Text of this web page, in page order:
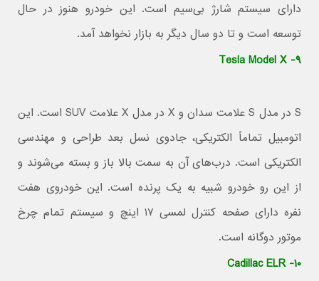
دارای سیستم شارژ بی‌سیم است. این خودرو هنوز در حال
توسعه است و تا دو سال دیگر به بازار نخواهد آمد.
۹- Tesla Model X
S در مدل S علامت سدان و X در مدل X علامت SUV است. این
اتومبیل تماماً الکتریکی، جادوی نسل بعد طراحی و مهندسی
الکتریکی است. درب‌های آن به سمت بالا باز و بسته می‌شوند و
از این رو خودرو شبیه به یک پرنده است. این خودروی هفت
نفره دارای صفحه کنترل لمسی ۱۷ اینچ و سیستم تمام چرخ
موتور دوگانه است.
۱۰- Cadillac ELR